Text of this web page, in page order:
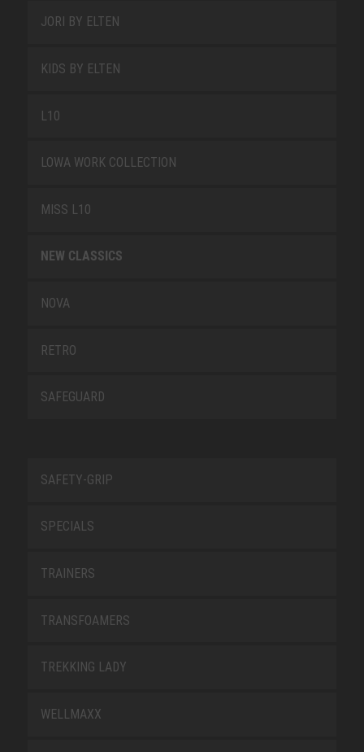
JORI BY ELTEN
KIDS BY ELTEN
L10
LOWA WORK COLLECTION
MISS L10
NEW CLASSICS
NOVA
RETRO
SAFEGUARD
SAFETY-GRIP
SPECIALS
TRAINERS
TRANSFOAMERS
TREKKING LADY
WELLMAXX